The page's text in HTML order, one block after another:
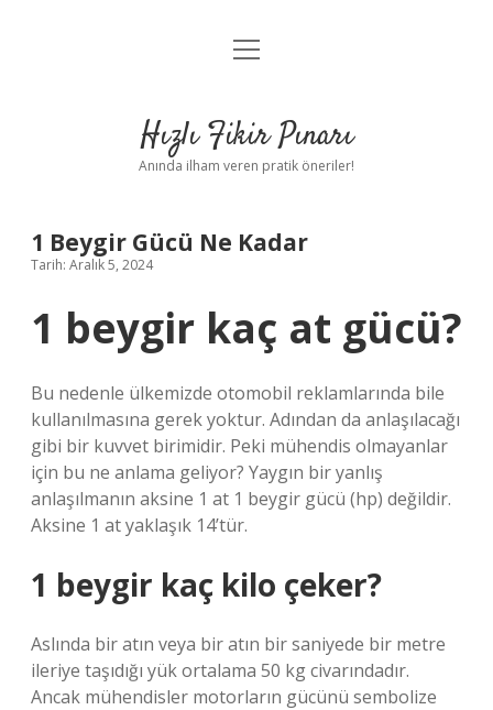
Anasayfa
Yasal Uyarı
menüyü
Hızlı Fikir Pınarı
Anında ilham veren pratik öneriler!
1 Beygir Gücü Ne Kadar
Tarih: Aralık 5, 2024
1 beygir kaç at gücü?
Bu nedenle ülkemizde otomobil reklamlarında bile
kullanılmasına gerek yoktur. Adından da anlaşılacağı
gibi bir kuvvet birimidir. Peki mühendis olmayanlar
için bu ne anlama geliyor? Yaygın bir yanlış
anlaşılmanın aksine 1 at 1 beygir gücü (hp) değildir.
Aksine 1 at yaklaşık 14’tür.
1 beygir kaç kilo çeker?
Aslında bir atın veya bir atın bir saniyede bir metre
ileriye taşıdığı yük ortalama 50 kg civarındadır.
Ancak mühendisler motorların gücünü sembolize